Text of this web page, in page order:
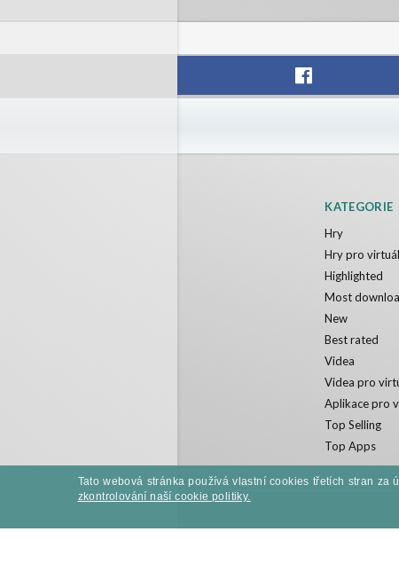
KATEGORIE
Hry
Hry pro
Highlighted
Most
New
Best rated
Videa
Videa pro
Aplikace pro
Top Selling
Top Apps
Tato webová stránka používá vlastní cookies třetích stran
zkontrolování naší cookie politiky.